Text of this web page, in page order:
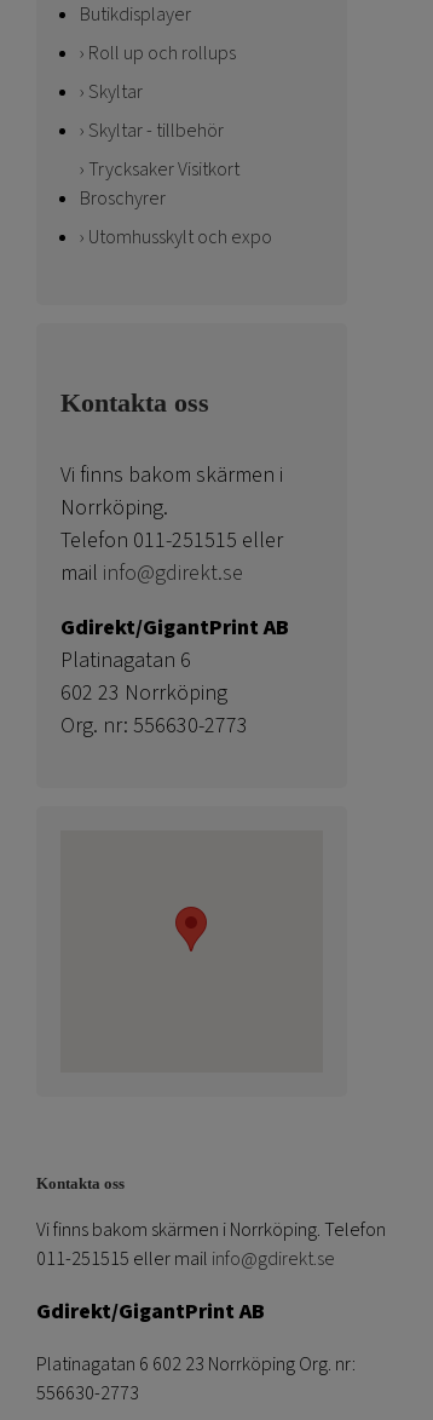
Butikdisplayer
Roll up och rollups
Skyltar
Skyltar - tillbehör
Trycksaker Visitkort
Broschyrer
Utomhusskylt och expo
Kontakta oss
Vi finns bakom skärmen i
Norrköping.
Telefon 011-251515 eller
mail info@gdirekt.se
Gdirekt/GigantPrint AB
Platinagatan 6
602 23 Norrköping
Org. nr: 556630-2773
Kontakta oss
Vi finns bakom skärmen i Norrköping. Telefon
011-251515 eller mail info@gdirekt.se
Gdirekt/GigantPrint AB
Platinagatan 6 602 23 Norrköping Org. nr:
556630-2773